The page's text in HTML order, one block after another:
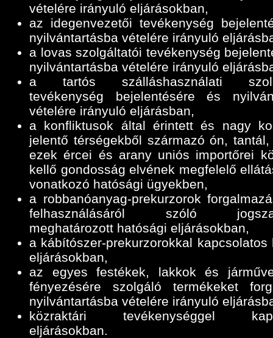
vételére irányuló eljárásokban,
az idegenvezetői tevékenység
nyilvántartásba vételére irányuló
a lovas szolgáltatói tevékenység
nyilvántartásba vételére irányuló
a tartós szálláshasználati
tevékenység bejelentésére és
vételére irányuló eljárásban,
a konfliktusok által érintett és nagy
jelentő térségekből származó ón,
ezek ércei és arany uniós importőrei
kellő gondosság elvének megfelelő
vonatkozó hatósági ügyekben,
a robbanóanyag-prekurzorok
felhasználásáról szóló
meghatározott hatósági eljárásokban,
a kábítószer-prekurzorokkal kapcsolatos
eljárásokban,
az egyes festékek, lakkok és
fényezésére szolgáló termékeket
nyilvántartásba vételére irányuló
közraktári tevékenységgel
eljárásokban.